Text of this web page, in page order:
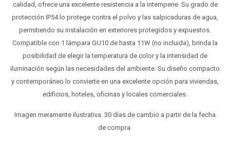
calidad, ofrece una excelente resistencia a la intemperie. Su grado de
protección IP54 lo protege contra el polvo y las salpicaduras de agua,
permitiendo su instalación en exteriores protegidos y expuestos.
Compatible con 1 lámpara GU10 de hasta 11W (no incluida), brinda la
posibilidad de elegir la temperatura de color y la intensidad de
iluminación según las necesidades del ambiente. Su diseño compacto
y contemporáneo lo convierte en una excelente opción para viviendas,
edificios, hoteles, oficinas y locales comerciales.
Imagen meramente ilustrativa. 30 días de cambio a partir de la fecha
de compra.